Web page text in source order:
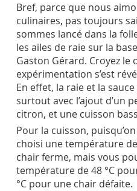
Bref, parce que nous
culinaires, pas toujours
sommes lancé dans la
les ailes de raie sur la
Gaston Gérard. Croyez le
expérimentation s’est
En effet, la raie et la
surtout avec l’ajout d’un
citron, et une cuisson
Pour la cuisson,
choisi une température
chair ferme, mais vous
température de 48 °C
°C pour une chair défaite.